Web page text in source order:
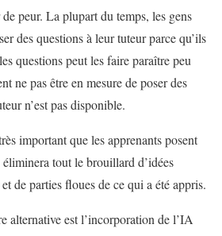
peur. La plupart du temps, les gens
des questions à leur tuteur parce qu’ils
questions peut les faire paraître peu
ne pas être en mesure de poser des
n’est pas disponible.
important que les apprenants posent
tout le brouillard d’idées
de parties floues de ce qui a été appris.
alternative est l’incorporation de l’IA